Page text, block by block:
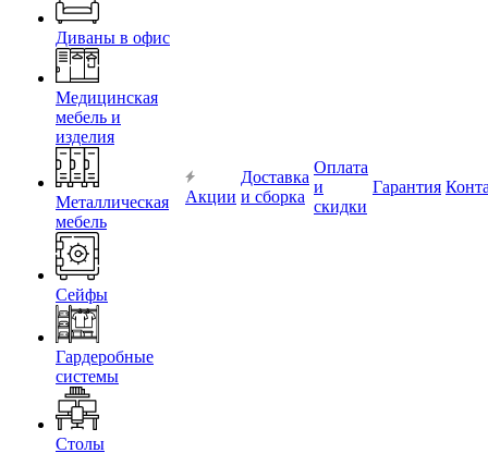
Диваны в офис
Медицинская
мебель и
изделия
Металлическая
мебель
Сейфы
Гардеробные
системы
Столы
Акции
Доставка
и сборка
Оплата
и
скидки
Гарантия